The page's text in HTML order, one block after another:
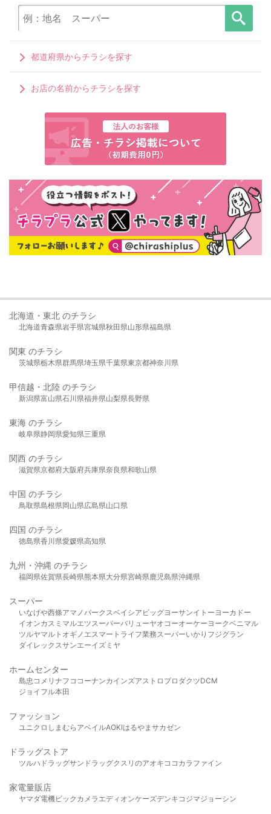
都道府県からチラシを探す
お店の名前からチラシを探す
北海道・東北 のチラシ
北海道青森県岩手県宮城県秋田県山形県福島県
関東 のチラシ
茨城県栃木県群馬県埼玉県千葉県東京都神奈川県
甲信越・北陸 のチラシ
新潟県富山県石川県福井県山梨県長野県
東海 のチラシ
岐阜県静岡県愛知県三重県
関西 のチラシ
滋賀県京都府大阪府兵庫県奈良県和歌山県
中国 のチラシ
鳥取県島根県岡山県広島県山口県
四国 のチラシ
徳島県香川県愛媛県高知県
九州・沖縄 のチラシ
福岡県佐賀県長崎県熊本県大分県宮崎県鹿児島県沖縄県
スーパー
いなげや西條アマノパークスベイシア ビッグヨーサンイトーヨーカドー
イオンカスミ マルエツスーパーバリューヤオコーオーケー ヨークベニマル
ツルヤマルト オギノ エスマート ライフ業務スーパーいかり フジグラン
ダイレックスサンエーイズミヤ
ホームセンター
島忠 コメリ ナフコ コーナンカインズアストロプロダクツDCM
ジョイフル本田
ファッション
ユニクロ しまむら アベイルAOKIはるやま サカゼン
ドラッグストア
ツルハドラッグサンドラッグクスリのアオキ ココカラファイン
家電量販店
ヤマダ電機ビックカメラ エディオンケーズデンキ コジマジョーシン